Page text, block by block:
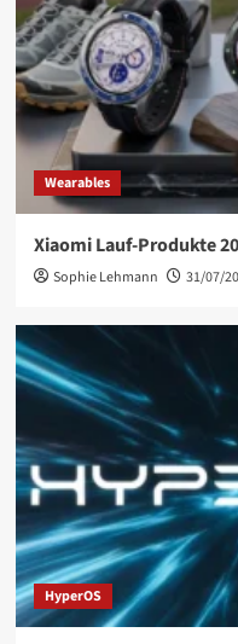
Wearables
Xiaomi Lauf-Produkte
Sophie Lehmann 31/07/
HyperOS